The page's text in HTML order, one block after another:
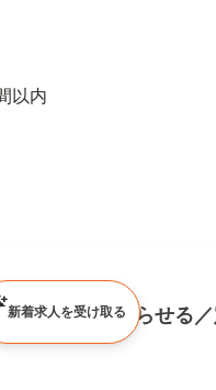
以内
高級時計を蘇らせる
新着求人を受け取る